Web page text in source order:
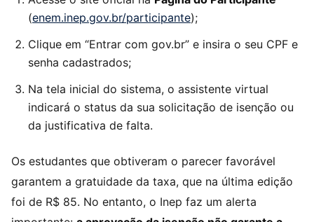
(enem.inep.gov.br/participante);
Clique em “Entrar com gov.br” e insira o seu CPF e
senha cadastrados;
Na tela inicial do sistema, o assistente virtual
indicará o status da sua solicitação de isenção ou
da justificativa de falta.
Os estudantes que obtiveram o parecer favorável
garantem a gratuidade da taxa, que na última edição
foi de R$ 85. No entanto, o Inep faz um alerta